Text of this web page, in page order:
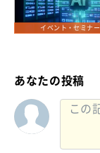
イベント・セミナー
あなたの投稿